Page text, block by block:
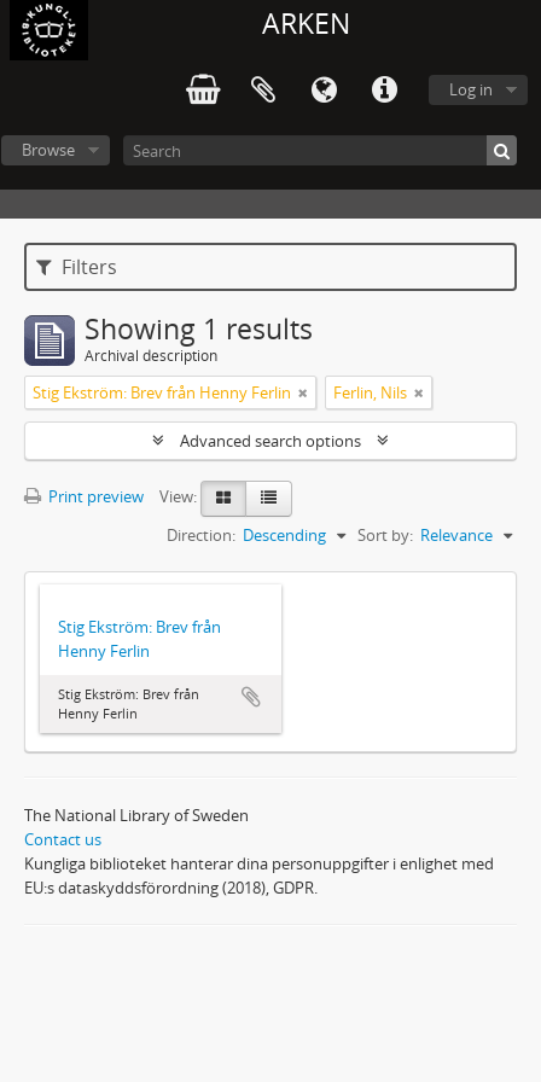
ARKEN
Log in
Browse
Filters
Showing 1 results
Archival description
Stig Ekström: Brev från Henny Ferlin Ferlin, Nils
Advanced search options
Print preview
View:
Sort by: Relevance
Direction: Descending
Stig Ekström: Brev från
Henny Ferlin
Stig Ekström: Brev från
Henny Ferlin
The National Library of Sweden
Contact us
Kungliga biblioteket hanterar dina personuppgifter i enlighet med
EU:s dataskyddsförordning (2018), GDPR.